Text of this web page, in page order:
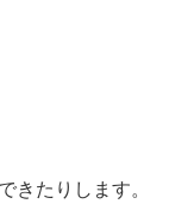
きたりします。